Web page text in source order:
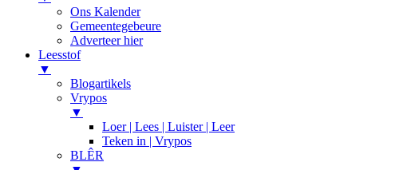
Ons Kalender
Gemeentegebeure
Adverteer hier
Leesstof
▼
Blogartikels
Vrypos
▼
Loer | Lees | Luister | Leer
Teken in | Vrypos
BLÊR